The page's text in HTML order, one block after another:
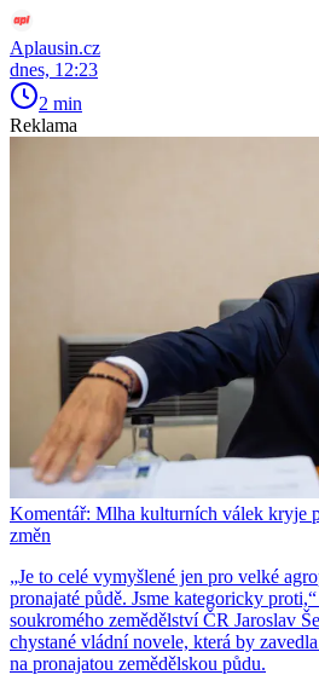
Aplausin.cz
dnes, 12:23
2 min
Reklama
Komentář: Mlha kulturních válek kryje
změn
„Je to celé vymyšlené jen pro velké
pronajaté půdě. Jsme kategoricky
soukromého zemědělství ČR Jaroslav
chystané vládní novele, která by
na pronajatou zemědělskou půdu.